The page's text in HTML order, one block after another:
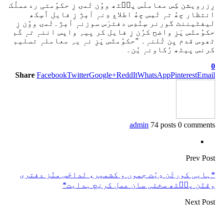
رِزرویشن کِس معاملَس پٮ۪ٹھ ووٚن تٔمۍ زِ حکوٗمتی ردعملُک
انتظار چھُ تہٕ تٔمِس چھُ اطلاع دِنہٕ آمٕژ زِ فایل ٲسٕکھ
لیفٹیننٹ گورنر سٕنٛدِس دفترَس سوزنہٕ آمٕژ۔تٔمۍ ووٚن زِ
حکوٗمتَس پَزِ واضح کرُن زِ فایل کر یِیہِ واپس اننہٕ تہٕ کَم
ٹھوس قدم یِن تُلنہٕ۔ "حکوٗمتَس پَزِ نہٕ یہِ معاملہٕ تسلیم
کرنس پیٹھ رُکاونہٕ یُن۔
0
Share FacebookTwitterGoogle+ReddItWhatsAppPinterestEmail
admin 74 posts 0 comments
Prev Post
*ہایی کورٹَن دِیُت جموں و کشمیر، لداخَس منٛز دفتری
وقتَن پٮ۪ٹھ سختی سان عمل کرنٕچ ہدایت*
Next Post